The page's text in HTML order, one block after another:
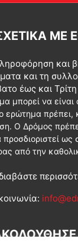
ΜΕ
και
και τη
έως και
μπορεί να
ερώτημα πρέπει,
Ο Δρόμος
ως
από την